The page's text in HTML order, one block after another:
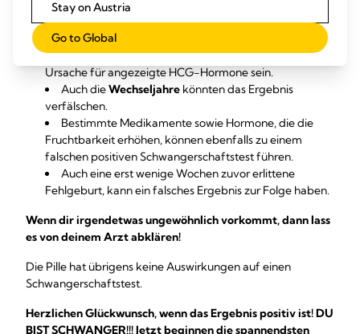
selten vor und wäre ohne Test normalerweise gar nicht
festgestellt worden. Meist ist eine Fehlentwicklung des
Embryos die Ursache.
In äußerst seltenen Fällen kann einTumordie
Ursache für angezeigte HCG-Hormone sein.
Auch dieWechseljahre könnten das Ergebnis
verfälschen.
Bestimmte Medikamente sowie Hormone, die die
Fruchtbarkeit erhöhen, können ebenfalls zu einem
falschen positiven Schwangerschaftstest führen.
Auch eine erst wenige Wochen zuvor erlittene
Fehlgeburt, kann ein falsches Ergebnis zur Folge haben.
Wenn dir irgendetwas ungewöhnlich vorkommt, dann lass
es von deinem Arzt abklären!
Die Pille hat übrigens keine Auswirkungen auf einen
Schwangerschaftstest.
Herzlichen Glückwunsch, wenn das Ergebnis positiv ist! DU
BIST SCHWANGER!!! Jetzt beginnen die spannendsten
Stay on Austria
Go to Global